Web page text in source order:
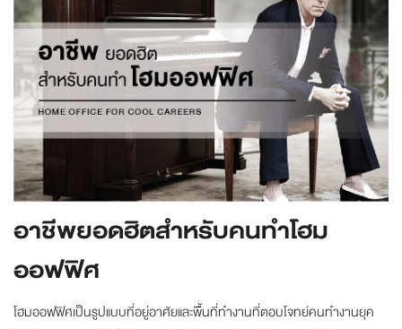
อาชีพยอดฮิตสำหรับคนทำโฮม
ออฟฟิศ
โฮมออฟฟิศเป็นรูปแบบที่อยู่อาศัยและพื้นที่ทำงานที่ตอบโจทย์คนทำงานยุค